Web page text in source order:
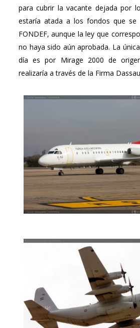
para cubrir la vacante dejada por
estaría atada a los fondos que se
FONDEF, aunque la ley que
no haya sido aún aprobada. La
día es por Mirage 2000 de
realizaría a través de la Firma